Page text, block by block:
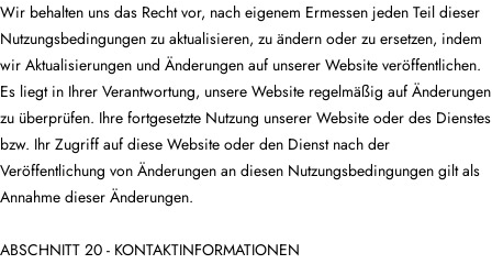
Wir behalten uns das Recht vor, nach eigenem Ermessen jeden Teil dieser
Nutzungsbedingungen zu aktualisieren, zu ändern oder zu ersetzen, indem
wir Aktualisierungen und Änderungen auf unserer Website veröffentlichen.
Es liegt in Ihrer Verantwortung, unsere Website regelmäßig auf Änderungen
zu überprüfen. Ihre fortgesetzte Nutzung unserer Website oder des Dienstes
bzw. Ihr Zugriff auf diese Website oder den Dienst nach der
Veröffentlichung von Änderungen an diesen Nutzungsbedingungen gilt als
Annahme dieser Änderungen.
ABSCHNITT 20 - KONTAKTINFORMATIONEN